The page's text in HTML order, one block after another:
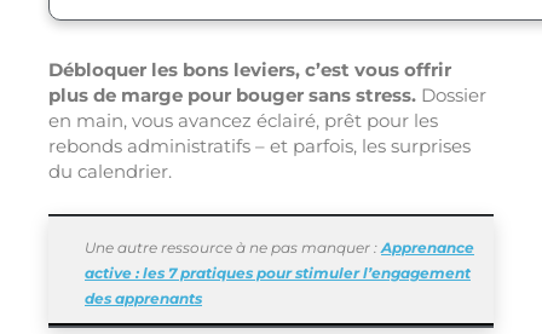
Débloquer les bons leviers, c’est vous offrir
plus de marge pour bouger sans stress. Dossier
en main, vous avancez éclairé, prêt pour les
rebonds administratifs – et parfois, les surprises
du calendrier.
Une autre ressource à ne pas manquer :Apprenance
active : les 7 pratiques pour stimuler l’engagement
des apprenants